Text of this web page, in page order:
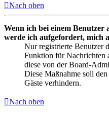
Nach oben
Wenn ich bei einem
werde ich aufgefordert, mich
Nur registrierte Benutzer
Funktion für Nachrichten
diese von der Board-
Diese Maßnahme soll
Gäste verhindern.
Nach oben